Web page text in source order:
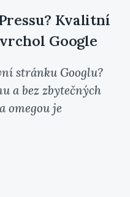
Kvalitní
Google
stránku Googlu?
a bez zbytečných
omegou je